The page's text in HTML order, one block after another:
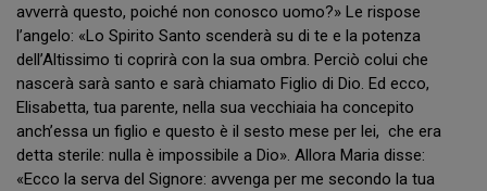
avverrà questo, poiché non conosco uomo?» Le rispose
l’angelo: «Lo Spirito Santo scenderà su di te e la potenza
dell’Altissimo ti coprirà con la sua ombra. Perciò colui che
nascerà sarà santo e sarà chiamato Figlio di Dio. Ed ecco,
Elisabetta, tua parente, nella sua vecchiaia ha concepito
anch’essa un figlio e questo è il sesto mese per lei, che era
detta sterile: nulla è impossibile a Dio». Allora Maria disse:
«Ecco la serva del Signore: avvenga per me secondo la tua